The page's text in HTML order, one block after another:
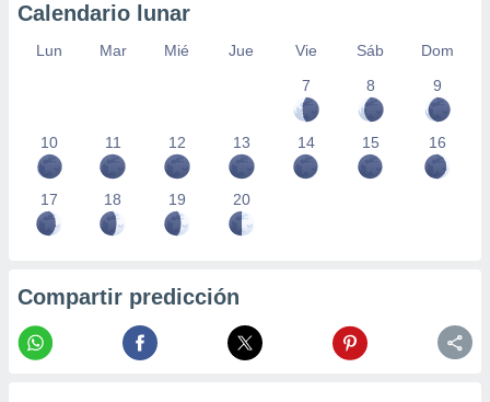
Calendario lunar
Lun Mar Mié Jue Vie Sáb
Dom
7
8 9
10 11 12 13 14 15 16
17 18 19 20
Compartir predicción